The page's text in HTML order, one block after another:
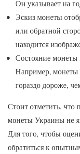
Он указывает на
Эскиз монеты
или обратной
находится
Состояние монеты
Например, монеты
гораздо дороже,
Стоит отметить, что
монеты Украины не
Для того, чтобы
обратиться к